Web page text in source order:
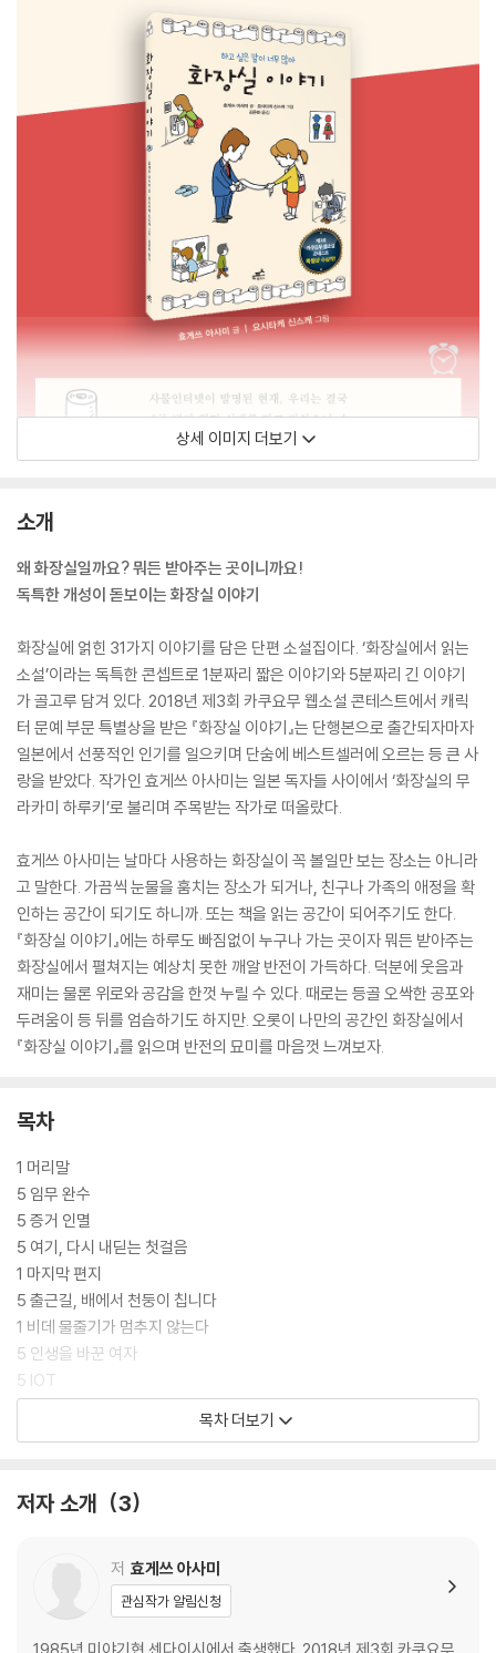
상세 이미지 더보기
소개
왜 화장실일까요? 뭐든 받아주는 곳이니까요!
독특한 개성이 돋보이는 화장실 이야기
화장실에 얽힌 31가지 이야기를 담은 단편 소설집이다. ‘화장실에서 읽는
소설’이라는 독특한 콘셉트로 1분짜리 짧은 이야기와 5분짜리 긴 이야기
가 골고루 담겨 있다. 2018년 제3회 카쿠요무 웹소설 콘테스트에서 캐릭
터 문예 부문 특별상을 받은 『화장실 이야기』는 단행본으로 출간되자마자
일본에서 선풍적인 인기를 일으키며 단숨에 베스트셀러에 오르는 등 큰 사
랑을 받았다. 작가인 효게쓰 아사미는 일본 독자들 사이에서 ‘화장실의 무
라카미 하루키’로 불리며 주목받는 작가로 떠올랐다.
효게쓰 아사미는 날마다 사용하는 화장실이 꼭 볼일만 보는 장소는 아니라
고 말한다. 가끔씩 눈물을 훔치는 장소가 되거나, 친구나 가족의 애정을 확
인하는 공간이 되기도 하니까. 또는 책을 읽는 공간이 되어주기도 한다.
『화장실 이야기』에는 하루도 빠짐없이 누구나 가는 곳이자 뭐든 받아주는
화장실에서 펼쳐지는 예상치 못한 깨알 반전이 가득하다. 덕분에 웃음과
재미는 물론 위로와 공감을 한껏 누릴 수 있다. 때로는 등골 오싹한 공포와
두려움이 등 뒤를 엄습하기도 하지만. 오롯이 나만의 공간인 화장실에서
『화장실 이야기』를 읽으며 반전의 묘미를 마음껏 느껴보자.
목차
1 머리말
5 임무 완수
5 증거 인멸
5 여기, 다시 내딛는 첫걸음
1 마지막 편지
5 출근길, 배에서 천둥이 칩니다
1 비데 물줄기가 멈추지 않는다
5 인생을 바꾼 여자
5 IOT
5 어느 날 밤에 생긴 일
5 갇혀 버렸다
5 청춘을 알아준 화장실
1 어느 회사의 부탁
5 집으로 가는 길
1 외국 하드 록 가사 sh*t remix의 번역 버전
목차 더보기
저자 소개 3
저 효게쓰 아사미
관심작가 알림신청